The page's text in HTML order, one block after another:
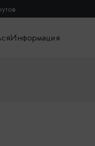
Информация